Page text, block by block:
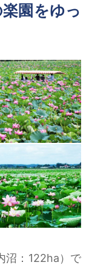
園をゆっ
沼：122ha）で